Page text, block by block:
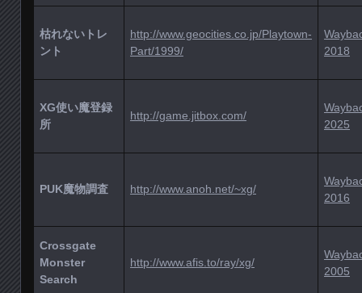
枯れないトレ
ント
http://www.geocities.co.jp/Playtown-
Part/1999/
2018
XG使い魔登録
所
http://game.jitbox.com/
2025
PUK魔物調査 http://www.anoh.net/~xg/
2016
Crossgate
Monster
Search
http://www.afis.to/ray/xg/
2005